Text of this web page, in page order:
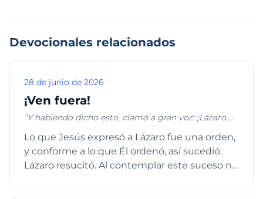
Devocionales relacionados
28 de junio de 2026
¡Ven fuera!
“Y habiendo dicho esto, clamó a gran voz: ¡Lázaro,
Lo que Jesús expresó a Lázaro fue una orden,
y conforme a lo que Él ordenó, así sucedió:
Lázaro resucitó. Al contemplar este suceso no